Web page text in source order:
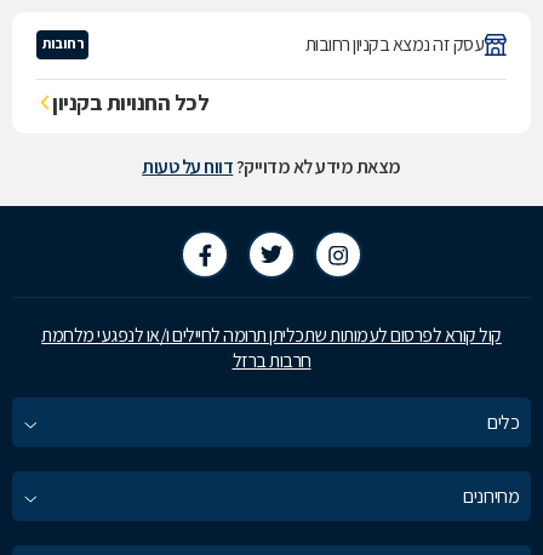
עסק זה נמצא בקניון רחובות רחובות
לכל החנויות בקניון
מצאת מידע לא מדוייק?דווח על טעות
קול קורא לפרסום לעמותות שתכליתן תרומה לחיילים ו/או לנפגעי מלחמת
חרבות ברזל
כלים
מחירונים